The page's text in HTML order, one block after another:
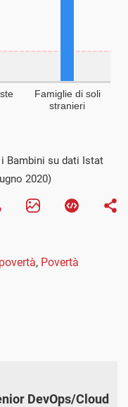
Bambini su dati Istat
2020)
povertà, Povertà
DevOps/Cloud